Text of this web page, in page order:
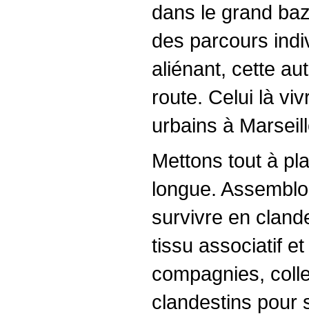
dans le grand
des parcours
aliénant, cette
route. Celui là
urbains à
Mettons tout à
longue.
survivre en
tissu associatif
compagnies,
clandestins pour